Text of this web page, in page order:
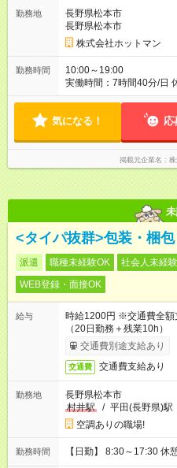
す。 【試用期間】試用期間あり 試用期間の長さ：3ヶ月 雇用形
態、給与は本採用時と同じ
勤務地
長野県松本市
長野県松本市
株式会社ホットマン
勤務時間
10:00～19:00
実働時間：7時間40分/日
気になる！ 応
掲載元企業名
<タイパ抜群>包装・梱包
派遣 職種未経験OK 社会人未経
WEB登録・面接OK
給与
時給1200円 ※交通費全額
（20日勤務＋残業10h）
交通費別途支給あり
交通費 交通費支給あり
勤務地
長野県松本市
村井駅
/ 平田(長野県)駅
空調ありの職場!
勤務時間 【日勤】 8:30～17:30 休